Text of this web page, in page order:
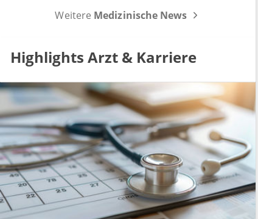
und die GOÄ-Reform.
Weitere Medizinische News
Highlights Arzt & Karriere